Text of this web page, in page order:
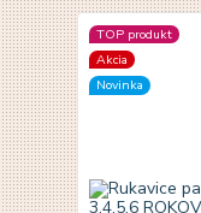
TOP produkt
Akcia
Novinka